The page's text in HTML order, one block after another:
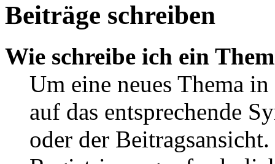
Beiträge schreiben
Wie schreibe ich ein
Um eine neues Thema
auf das entsprechende
oder der